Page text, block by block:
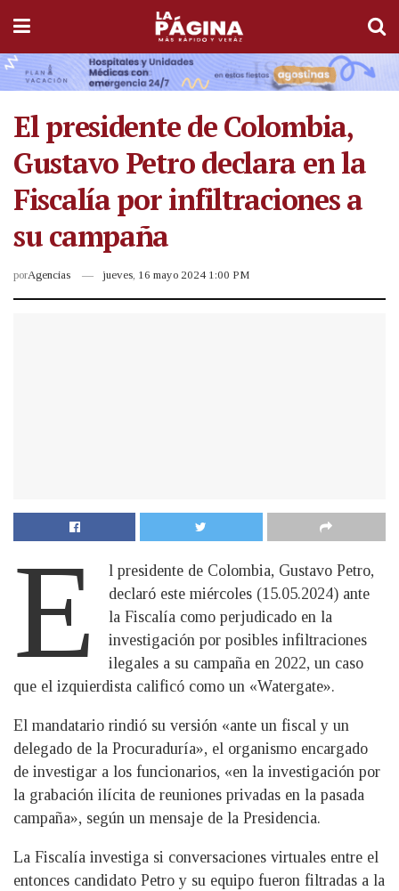
El presidente de Colombia,
Gustavo Petro declara en la
Fiscalía por infiltraciones a
su campaña
porAgencias jueves, 16 mayo 2024 1:00 PM
E
l presidente de Colombia, Gustavo Petro,
declaró este miércoles (15.05.2024) ante
la Fiscalía como perjudicado en la
investigación por posibles infiltraciones
ilegales a su campaña en 2022, un caso
que el izquierdista calificó como un «Watergate».
El mandatario rindió su versión «ante un fiscal y un
delegado de la Procuraduría», el organismo encargado
de investigar a los funcionarios, «en la investigación por
la grabación ilícita de reuniones privadas en la pasada
campaña», según un mensaje de la Presidencia.
La Fiscalía investiga si conversaciones virtuales entre el
entonces candidato Petro y su equipo fueron filtradas a la